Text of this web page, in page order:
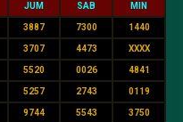
JUM SAB MIN
3887 7300 1440
3707 4473 XXXX
5520 0026 4841
5257 2743 0119
9744 5543 3750